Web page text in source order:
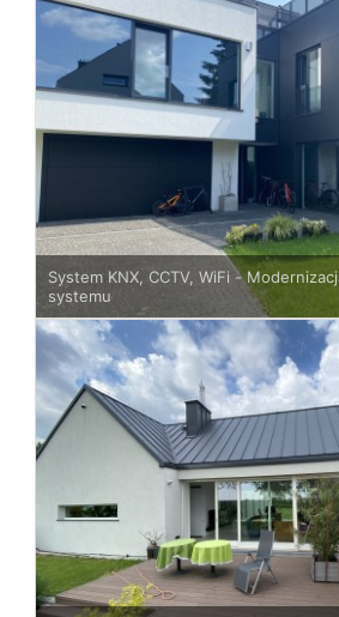
System KNX, CCTV, WiFi -
systemu